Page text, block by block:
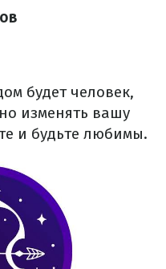
будет человек,
изменять вашу
и будьте любимы.